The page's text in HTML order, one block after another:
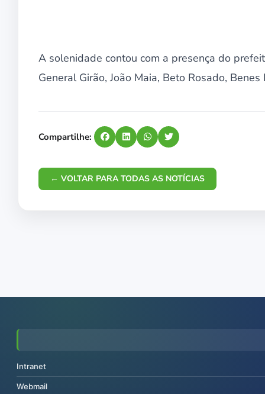
A solenidade contou com a presença do
General Girão, João Maia, Beto Rosado,
Compartilhe:
← VOLTAR PARA TODAS AS NOTÍCIAS
Intranet
Webmail